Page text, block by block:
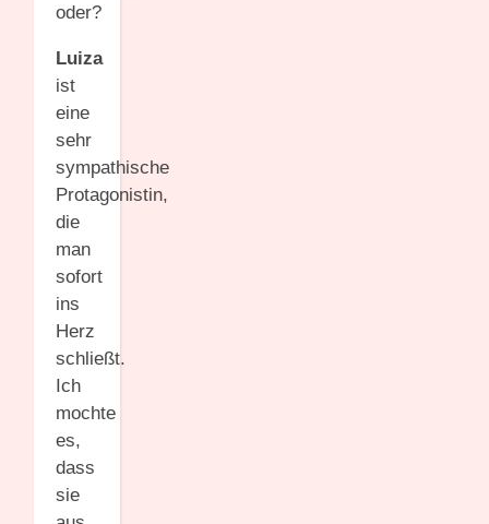
oder?
Luiza
ist
eine
sehr
sympathische
Protagonistin,
die
man
sofort
ins
Herz
schließt.
Ich
mochte
es,
dass
sie